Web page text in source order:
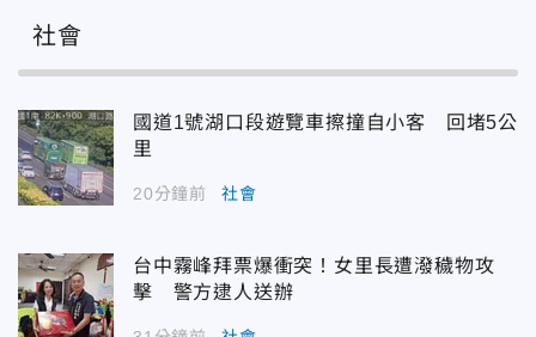
社會
國道1號湖口段遊覽車擦撞自小客 回堵5公
里
20分鐘前 社會
台中霧峰拜票爆衝突！女里長遭潑穢物攻
擊 警方逮人送辦